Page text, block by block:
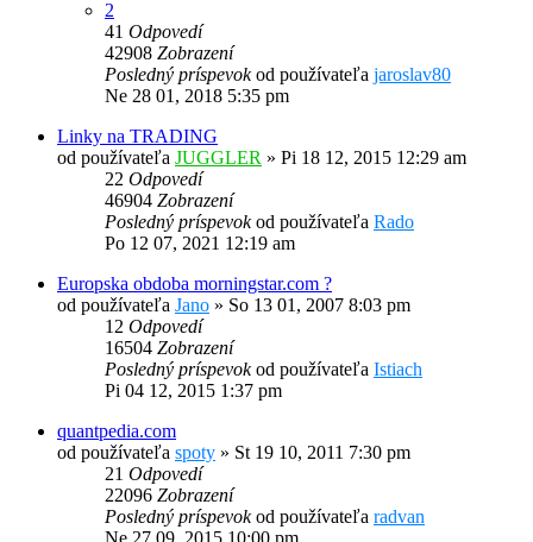
2
41 Odpovedí
42908 Zobrazení
Posledný príspevokod používateľa jaroslav80
Ne 28 01, 2018 5:35 pm
Linky na TRADING
od používateľa JUGGLER » Pi 18 12, 2015 12:29 am
22 Odpovedí
46904 Zobrazení
Posledný príspevokod používateľa Rado
Po 12 07, 2021 12:19 am
Europska obdoba morningstar.com ?
od používateľa Jano » So 13 01, 2007 8:03 pm
12 Odpovedí
16504 Zobrazení
Posledný príspevokod používateľa Istiach
Pi 04 12, 2015 1:37 pm
quantpedia.com
od používateľa spoty » St 19 10, 2011 7:30 pm
21 Odpovedí
22096 Zobrazení
Posledný príspevokod používateľa radvan